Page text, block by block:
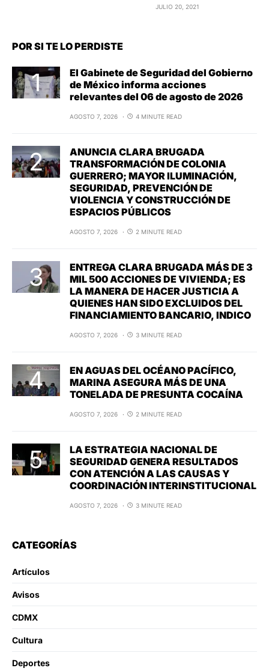
JULIO 20, 2021
POR SI TE LO PERDISTE
El Gabinete de Seguridad del Gobierno
de México informa acciones
relevantes del 06 de agosto de 2026
AGOSTO 7, 2026 4 MINUTE READ
ANUNCIA CLARA BRUGADA
TRANSFORMACIÓN DE COLONIA
GUERRERO; MAYOR ILUMINACIÓN,
SEGURIDAD, PREVENCIÓN DE
VIOLENCIA Y CONSTRUCCIÓN DE
ESPACIOS PÚBLICOS
AGOSTO 7, 2026 2 MINUTE READ
ENTREGA CLARA BRUGADA MÁS DE 3
MIL 500 ACCIONES DE VIVIENDA; ES
LA MANERA DE HACER JUSTICIA A
QUIENES HAN SIDO EXCLUIDOS DEL
FINANCIAMIENTO BANCARIO, INDICO
AGOSTO 7, 2026 3 MINUTE READ
EN AGUAS DEL OCÉANO PACÍFICO,
MARINA ASEGURA MÁS DE UNA
TONELADA DE PRESUNTA COCAÍNA
AGOSTO 7, 2026 2 MINUTE READ
LA ESTRATEGIA NACIONAL DE
SEGURIDAD GENERA RESULTADOS
CON ATENCIÓN A LAS CAUSAS Y
COORDINACIÓN INTERINSTITUCIONAL
AGOSTO 7, 2026 3 MINUTE READ
CATEGORÍAS
Artículos
Avisos
CDMX
Cultura
Deportes